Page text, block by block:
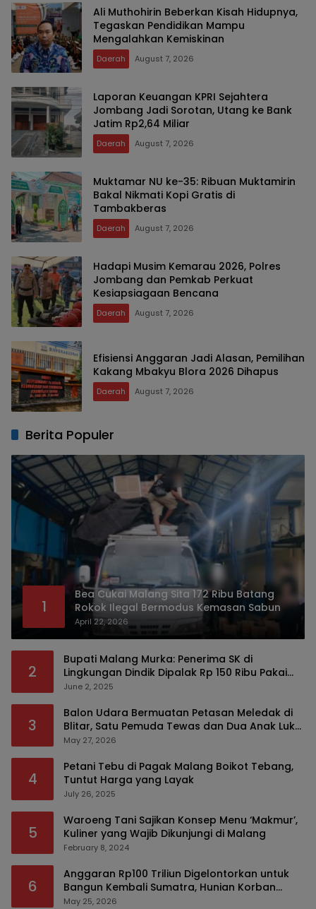
Ali Muthohirin Beberkan Kisah Hidupnya,
Tegaskan Pendidikan Mampu
Mengalahkan Kemiskinan
Daerah August 7, 2026
Laporan Keuangan KPRI Sejahtera
Jombang Jadi Sorotan, Utang ke Bank
Jatim Rp2,64 Miliar
Daerah August 7, 2026
Muktamar NU ke-35: Ribuan Muktamirin
Bakal Nikmati Kopi Gratis di
Tambakberas
Daerah August 7, 2026
Hadapi Musim Kemarau 2026, Polres
Jombang dan Pemkab Perkuat
Kesiapsiagaan Bencana
Daerah August 7, 2026
Efisiensi Anggaran Jadi Alasan, Pemilihan
Kakang Mbakyu Blora 2026 Dihapus
Daerah August 7, 2026
Berita Populer
1
Bea Cukai Malang Sita 172 Ribu Batang
Rokok Ilegal Bermodus Kemasan Sabun
April 22, 2026
2
Bupati Malang Murka: Penerima SK di
Lingkungan Dindik Dipalak Rp 150 Ribu Pakai
Modus Tumpengan, KPK Turut Pantau
June 2, 2025
3
Balon Udara Bermuatan Petasan Meledak di
Blitar, Satu Pemuda Tewas dan Dua Anak Luka
Serius
May 27, 2026
4
Petani Tebu di Pagak Malang Boikot Tebang,
Tuntut Harga yang Layak
July 26, 2025
5
Waroeng Tani Sajikan Konsep Menu ‘Makmur’,
Kuliner yang Wajib Dikunjungi di Malang
February 8, 2024
6
Anggaran Rp100 Triliun Digelontorkan untuk
Bangun Kembali Sumatra, Hunian Korban
Bencana Bakal Difokuskan
May 25, 2026